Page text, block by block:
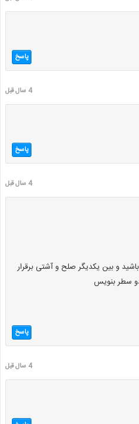
پاسخ
4 سال قبل
پاسخ
4 سال قبل
و بین یکدیگر صلح و آشتی برقرار
دو سطر بنویس
پاسخ
4 سال قبل